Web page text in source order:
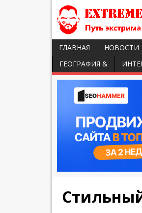
ГЛАВНАЯ НОВОСТИ
ГЕОГРАФИЯ &